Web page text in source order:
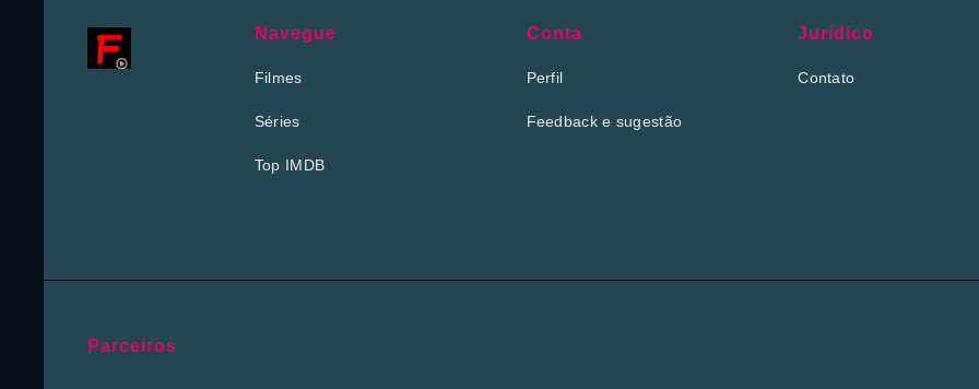
Navegue
Filmes
Séries
Top IMDB
Conta
Perfil
Feedback e sugestão
Jurídico
Contato
Parceiros